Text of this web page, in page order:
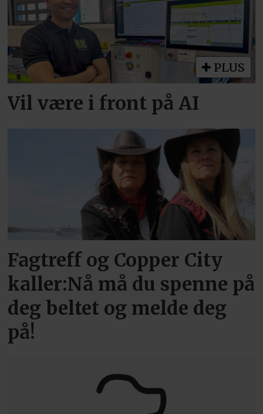
PLUS
Vil være i front på AI
Fagtreff og Copper City
kaller:Nå må du spenne på
deg beltet og melde deg
på!